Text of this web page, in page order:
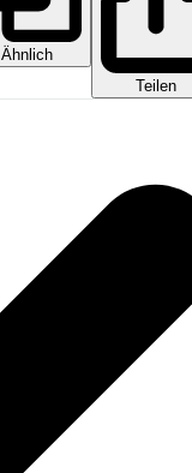
Ähnlich
Teilen